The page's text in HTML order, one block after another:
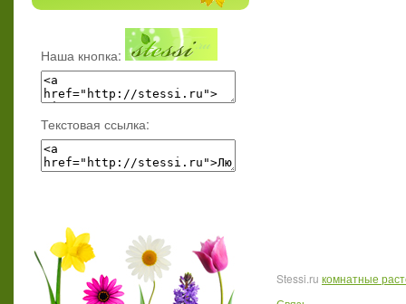
Наша кнопка:
Текстовая ссылка:
Stessi.ru комнатные